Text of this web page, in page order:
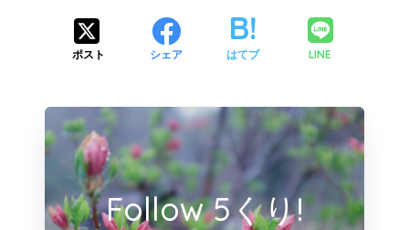
ポスト シェア はてブ LINE
Follow 5くり!